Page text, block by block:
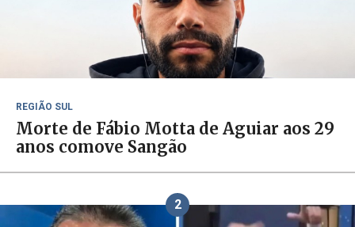
REGIÃO SUL
Morte de Fábio Motta de Aguiar aos 29
anos comove Sangão
2